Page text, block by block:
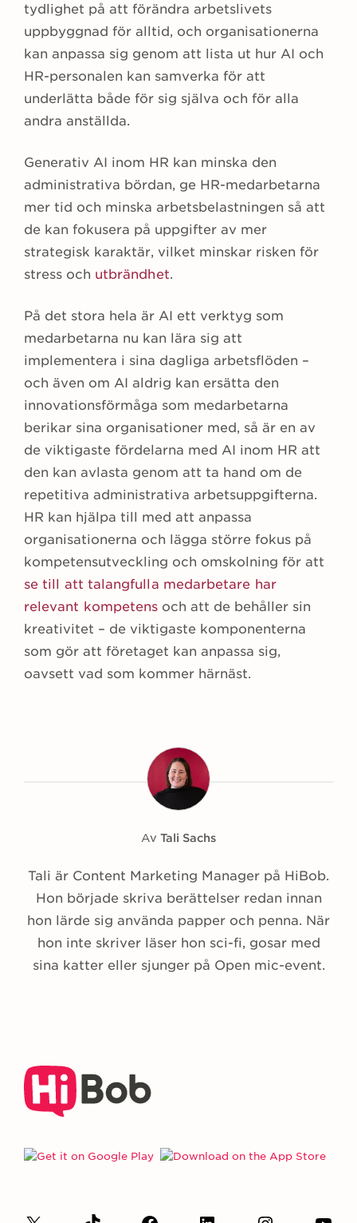
tydlighet på att förändra arbetslivets
uppbyggnad för alltid, och organisationerna
kan anpassa sig genom att lista ut hur AI och
HR-personalen kan samverka för att
underlätta både för sig själva och för alla
andra anställda.
Generativ AI inom HR kan minska den
administrativa bördan, ge HR-medarbetarna
mer tid och minska arbetsbelastningen så att
de kan fokusera på uppgifter av mer
strategisk karaktär, vilket minskar risken för
stress och utbrändhet.
På det stora hela är AI ett verktyg som
medarbetarna nu kan lära sig att
implementera i sina dagliga arbetsflöden –
och även om AI aldrig kan ersätta den
innovationsförmåga som medarbetarna
berikar sina organisationer med, så är en av
de viktigaste fördelarna med AI inom HR att
den kan avlasta genom att ta hand om de
repetitiva administrativa arbetsuppgifterna.
HR kan hjälpa till med att anpassa
organisationerna och lägga större fokus på
kompetensutveckling och omskolning för att
se till att talangfulla medarbetare har
relevant kompetens och att de behåller sin
kreativitet – de viktigaste komponenterna
som gör att företaget kan anpassa sig,
oavsett vad som kommer härnäst.
Av Tali Sachs
Tali är Content Marketing Manager på HiBob.
Hon började skriva berättelser redan innan
hon lärde sig använda papper och penna. När
hon inte skriver läser hon sci-fi, gosar med
sina katter eller sjunger på Open mic-event.